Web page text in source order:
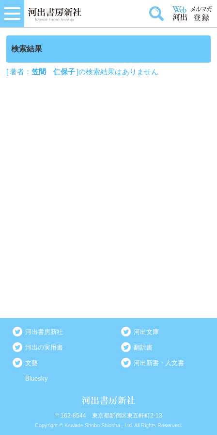
検索結果
[ 著者：笠間 仁保子]の検索結果はありません
河出書房新社 河出文庫
河出の実用書 翻訳書
文藝 河出新書・人文書
Bluesky
〒162-8544 東京都新宿区東五軒町2-13
Copyright © Kawade Shobo Shinsha., Ltd. All Rights Reserved.